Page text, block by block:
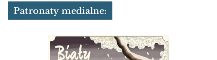
Patronaty medialne: